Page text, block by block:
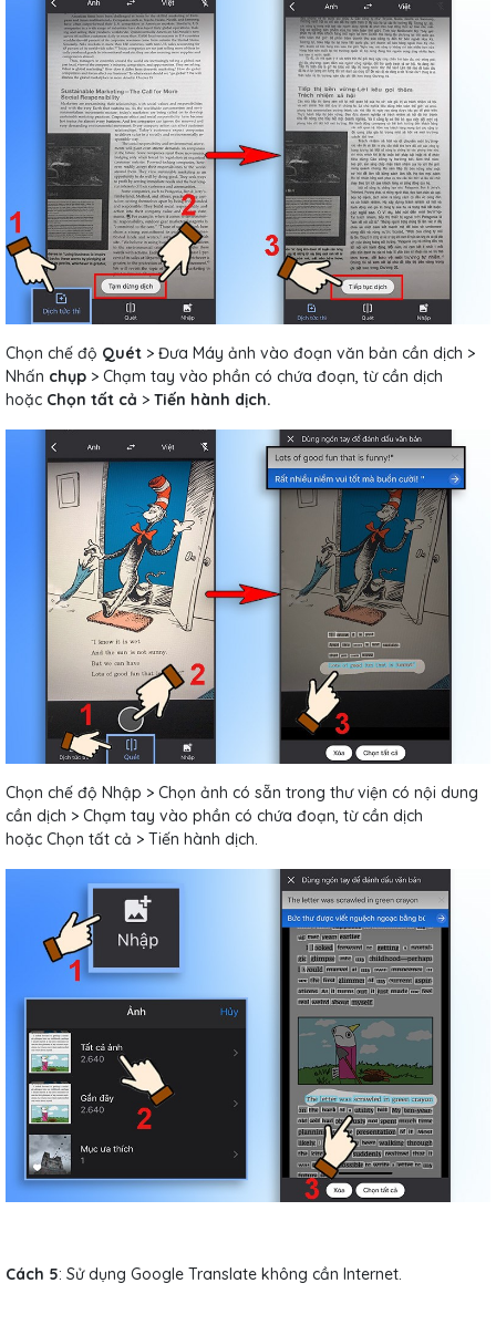
Chọn chế độ Quét > Đưa Máy ảnh vào đoạn văn bản cần dịch >
Nhấn chụp > Chạm tay vào phần có chứa đoạn, từ cần dịch
hoặc Chọn tất cả > Tiến hành dịch.
Chọn chế độ Nhập > Chọn ảnh có sẵn trong thư viện có nội dung
cần dịch > Chạm tay vào phần có chứa đoạn, từ cần dịch
hoặc Chọn tất cả > Tiến hành dịch.
Cách 5: Sử dụng Google Translate không cần Internet.